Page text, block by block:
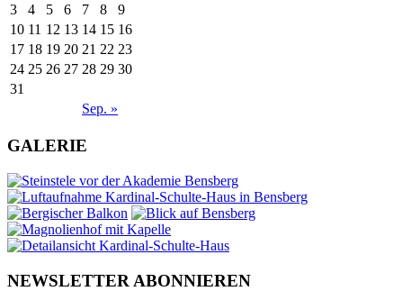
Sep. »
3
4 5 6 7 8
9
10 11 12 13 14 15 16
17 18 19 20 21 22 23
24 25 26 27 28 29 30
31
GALERIE
NEWSLETTER ABONNIEREN